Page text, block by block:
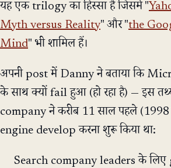
यह एक trilogy का हिस्सा है जिसमें "
Myth versus Reality" और "the
Mind" भी शामिल हैं।
अपनी post में Danny ने बताया कि
के साथ क्यों fail हुआ (हो रहा है) — इस
company ने करीब 11 साल पहले
engine develop करना शुरू किया था:
Search company leaders के लिए